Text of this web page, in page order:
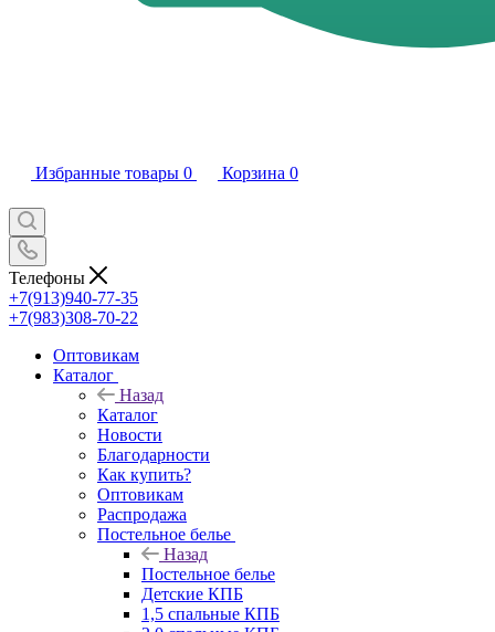
Избранные товары 0 Корзина 0
Телефоны
+7(913)940-77-35
+7(983)308-70-22
Оптовикам
Каталог
Назад
Каталог
Новости
Благодарности
Как купить?
Оптовикам
Распродажа
Постельное белье
Назад
Постельное белье
Детские КПБ
1,5 спальные КПБ